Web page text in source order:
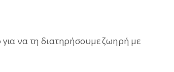
να τη διατηρήσουμε ζωηρή με